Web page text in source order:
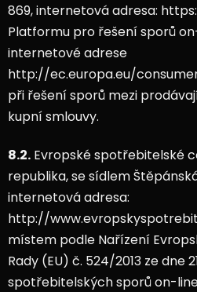
869, internetová adresa:
Platformu pro řešení sporů
internetové adrese
http://ec.europa.eu/
při řešení sporů mezi
kupní smlouvy.
8.2. Evropské spotřebitelské
republika, se sídlem
internetová adresa:
http://
místem podle Nařízení
Rady (EU) č. 524/2013 ze dne
spotřebitelských sporů on-